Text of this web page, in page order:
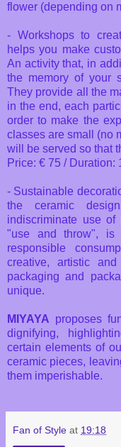
flower (depending on
- Workshops to
helps you make
An activity that, in
the memory of your
They provide all the
in the end, each
order to make the
classes are small (no
will be served so that
Price: € 75 / Duration:
- Sustainable
the ceramic
indiscriminate use
"use and throw", is
responsible
creative, artistic
packaging and
unique.
MIYAYA proposes
dignifying,
certain elements of
ceramic pieces,
them imperishable.
Fan of Style at 19:18